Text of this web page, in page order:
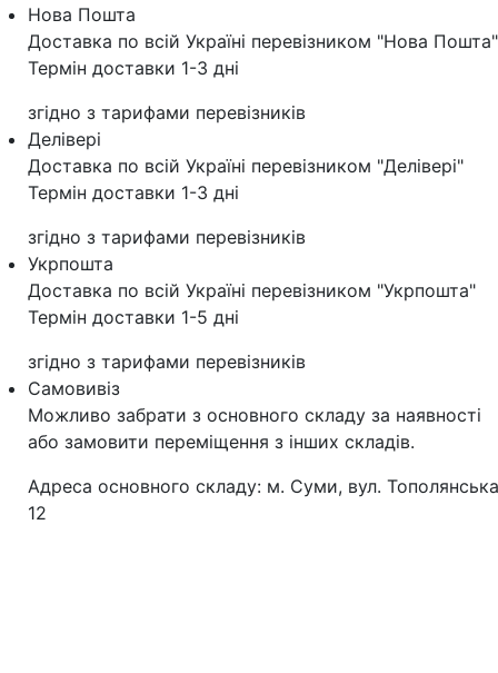
Нова Пошта
Доставка по всій Україні перевізником "Нова Пошта"
Термін доставки 1-3 дні
згідно з тарифами перевізників
Делівері
Доставка по всій Україні перевізником "Делівері"
Термін доставки 1-3 дні
згідно з тарифами перевізників
Укрпошта
Доставка по всій Україні перевізником "Укрпошта"
Термін доставки 1-5 дні
згідно з тарифами перевізників
Самовивіз
Можливо забрати з основного складу за наявності
або замовити переміщення з інших складів.
Адреса основного складу: м. Суми, вул.
12